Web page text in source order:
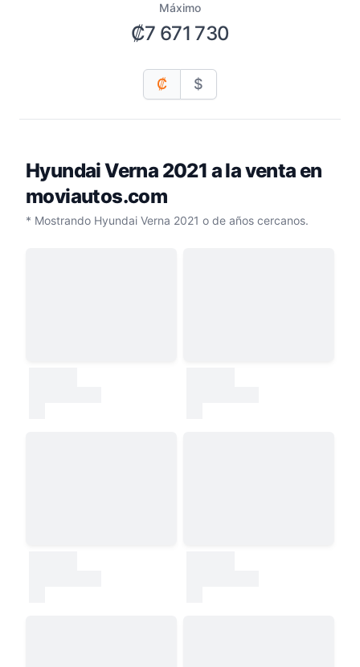
Máximo
₡7 671 730
₡ $
Hyundai Verna 2021 a la venta en
moviautos.com
* Mostrando Hyundai Verna 2021 o de años cercanos.